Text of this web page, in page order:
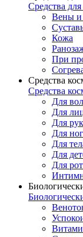
Средства для
Вены и
Кожа
При
Средства
Средства
Для
Для
Для рук
Для ног
Для
Для
Для